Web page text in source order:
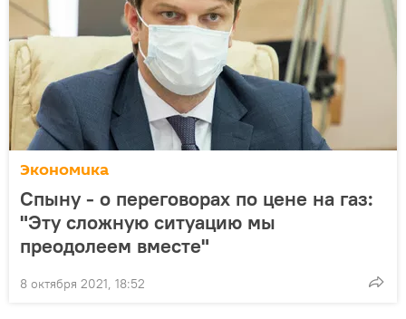
Экономика
Спыну - о переговорах по цене на газ:
"Эту сложную ситуацию мы
преодолеем вместе"
8 октября 2021, 18:52